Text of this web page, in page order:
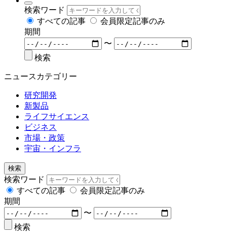
検索ワード
すべての記事
会員限定記事のみ
期間
〜
検索
ニュースカテゴリー
研究開発
新製品
ライフサイエンス
ビジネス
市場・政策
宇宙・インフラ
検索
検索ワード
すべての記事
会員限定記事のみ
期間
〜
検索